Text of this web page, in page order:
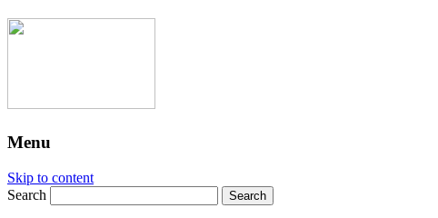
Menu
Skip to content
Search